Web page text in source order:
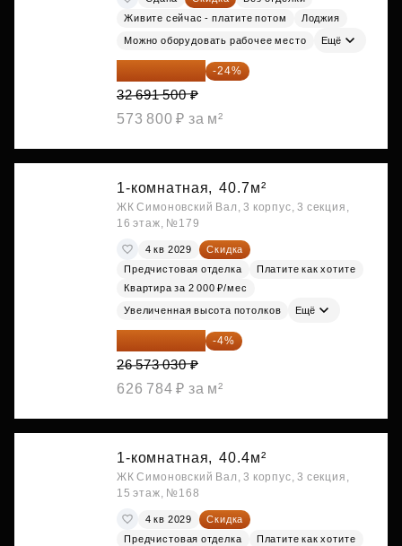
Живите сейчас - платите потом
Лоджия
Можно оборудовать рабочее место Ещё
24 845 540 ₽ -24%
32 691 500 ₽
573 800 ₽ за м²
1-комнатная, 40.7м²
ЖК Симоновский Вал, 3 корпус, 3 секция,
16 этаж, №179
4 кв 2029
Скидка
Предчистовая отделка
Платите как хотите
Квартира за 2 000 ₽/мес
Увеличенная высота потолков Ещё
25 510 109 ₽ -4%
26 573 030 ₽
626 784 ₽ за м²
1-комнатная, 40.4м²
ЖК Симоновский Вал, 3 корпус, 3 секция,
15 этаж, №168
4 кв 2029
Скидка
Предчистовая отделка
Платите как хотите